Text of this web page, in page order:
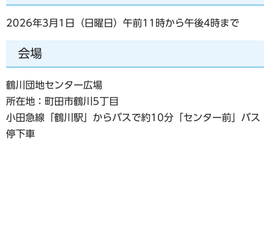
2026年3月1日（日曜日）午前11時から午後4時まで
会場
鶴川団地センター広場
所在地：町田市鶴川5丁目
小田急線「鶴川駅」からバスで約10分「センター前」バス
停下車